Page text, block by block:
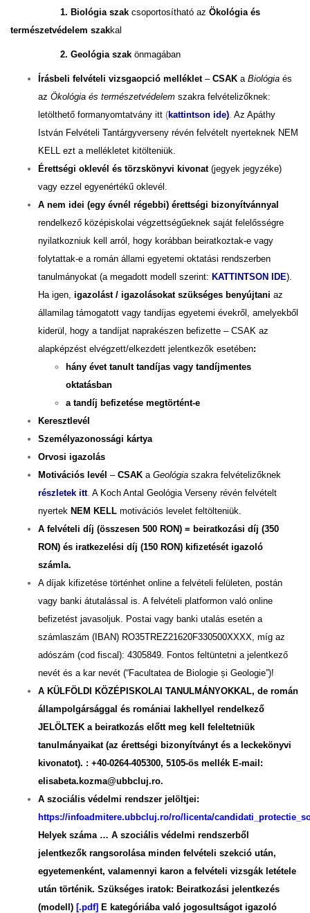
1. Biológia szak csoportosítható az Ökológia és
természetvédelem szakkal
2. Geológia szak önmagában
Írásbeli felvételi vizsgaopció melléklet– CSAK a Biológia és
az Ökológia és természetvédelem szakra felvételizőknek:
letölthető formanyomtatvány itt (kattintson ide) Az Apáthy
István Felvételi Tantárgyverseny révén felvételt nyerteknek NEM
KELL ezt a mellékletet kitölteniük.
Érettségi oklevél és törzskönyvi kivonat (jegyek jegyzéke)
vagy ezzel egyenértékű oklevél.
A nem idei (egy évnél régebbi) érettségi bizonyítvánnyal
rendelkező középiskolai végzettségűeknek saját felelősségre
nyilatkozniuk kell arról, hogy korábban beiratkoztak-e vagy
folytattak-e a román állami egyetemi oktatási rendszerben
tanulmányokat (a megadott modell szerint: KATTINTSON IDE).
Ha igen, igazolást / igazolásokat szükséges benyújtani az
államilag támogatott vagy tandíjas egyetemi évekről, amelyekből
kiderül, hogy a tandíjat naprakészen befizette – CSAK az
alapképzést elvégzett/elkezdett jelentkezők esetében:
hány évet tanult tandíjas vagy tandíjmentes
oktatásban
a tandíj befizetése megtörtént-e
Keresztlevél
Személyazonossági kártya
Orvosi igazolás
Motivációs levél – CSAK a Geológia szakra felvételizőknek
részletek itt. A Koch Antal Geológia Verseny révén felvételt
nyertek NEM KELL motivációs levelet feltölteniük.
A felvételi díj (összesen 500 RON) = beiratkozási díj (350
RON) és iratkezelési díj (150 RON) kifizetését igazoló
számla.
A díjak kifizetése történhet online a felvételi felületen, postán
vagy banki átutalással is. A felvételi platformon való online
befizetést javasoljuk. Postai vagy banki utalás esetén a
számlaszám (IBAN) RO35TREZ21620F330500XXXX, míg az
adószám (cod fiscal): 4305849. Fontos feltüntetni a jelentkező
nevét és a kar nevét (“Facultatea de Biologie și Geologie”)!
A KÜLFÖLDI KÖZÉPISKOLAI TANULMÁNYOKKAL, de román
állampolgársággal és romániai lakhellyel rendelkező
JELÖLTEK a beiratkozás előtt meg kell feleltetniük
tanulmányaikat (az érettségi bizonyítványt és a leckekönyvi
kivonatot). : +40-0264-405300, 5105-ös mellék E-mail:
elisabeta.kozma@ubbcluj.ro.
A szociális védelmi rendszer jelöltjei:
https://infoadmitere.ubbcluj.ro/ro/licenta/
Helyek száma … A szociális védelmi rendszerből
jelentkezők rangsorolása minden felvételi szekció után,
egyetemenként, valamennyi karon a felvételi vizsgák letétele
után történik. Szükséges iratok: Beiratkozási jelentkezés
(modell) [.pdf] E kategóriába való jogosultságot igazoló